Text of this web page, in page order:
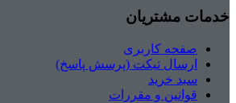
خدمات مشتریان
صفحه کاربری
ارسال تیکت (پرسش پاسخ)
سبد خرید
قوانین و مقررات